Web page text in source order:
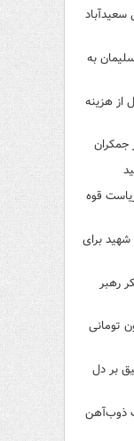
سعیدآباد
به
از هزینه
جمکران
قوه‌
برای
رهبر
تسهیلات ۶۰ میلیون تومانی
بر دل
ذوب‌آهن